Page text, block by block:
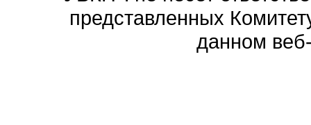
представленных
данном